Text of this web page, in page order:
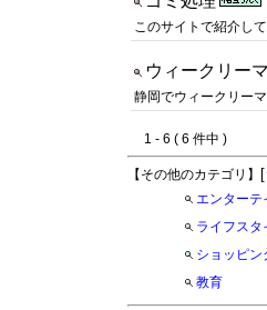
このサイトで紹介し
ウィークリー
静岡でウィークリー
1 - 6 ( 6 件中 )
【その他のカテゴリ】 [
エンターテ
ライフスタ
ショッピン
教育